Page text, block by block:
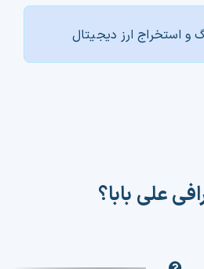
و استخراج ارز دیجیتال
علی بابا؟